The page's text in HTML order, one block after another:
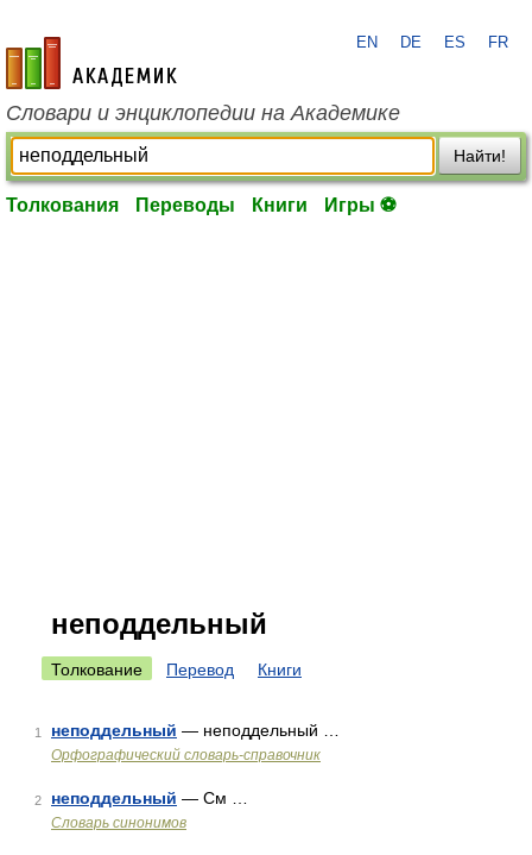
academic.ru
EN DE ES FR
Словари и энциклопедии на Академике
Найти!
Толкования Переводы Книги Игры ⚽
неподдельный
Толкование Перевод Книги
1 неподдельный — неподдельный …
Орфографический словарь-справочник
2 неподдельный — См …
Словарь синонимов